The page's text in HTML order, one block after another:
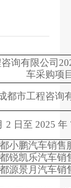
询有限公司
车采购项
都市工程咨询
2 日至 2025 年
小鹏汽车销售
锐凯乐汽车销
源景月汽车销